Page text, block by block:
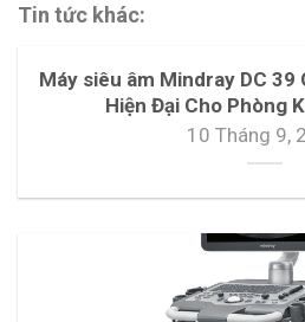
Tin tức khác:
Máy siêu âm Mindray DC 39
Hiện Đại Cho Phòng
10 Tháng 9,